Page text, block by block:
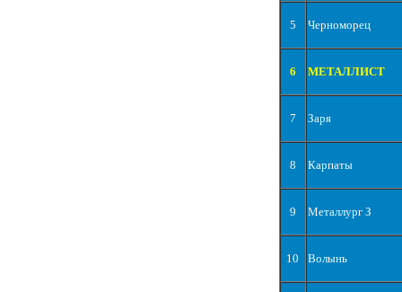
5 Черноморец
6 МЕТАЛЛИСТ
7 Заря
8 Карпаты
9 Металлург З
10 Волынь